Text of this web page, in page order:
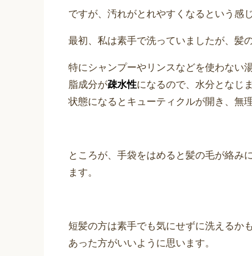
物質...
ですが、汚れがとれやすくなるという感
最初、私は素手で洗っていましたが、髪
特にシャンプーやリンスなどを使わない
脂成分が疎水性になるので、水分となじ
状態になるとキューティクルが開き、無
ところが、手袋をはめると髪の毛が絡み
ます。
短髪の方は素手でも気にせずに洗えるか
あった方がいいように思います。